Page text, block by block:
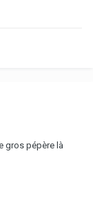
gros pépère là